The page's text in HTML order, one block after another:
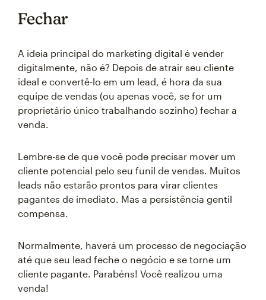
Fechar
A ideia principal do marketing digital é vender
digitalmente, não é? Depois de atrair seu cliente
ideal e convertê-lo em um lead, é hora da sua
equipe de vendas (ou apenas você, se for um
proprietário único trabalhando sozinho) fechar a
venda.
Lembre-se de que você pode precisar mover um
cliente potencial pelo seu funil de vendas. Muitos
leads não estarão prontos para virar clientes
pagantes de imediato. Mas a persistência gentil
compensa.
Normalmente, haverá um processo de negociação
até que seu lead feche o negócio e se torne um
cliente pagante. Parabéns! Você realizou uma
venda!